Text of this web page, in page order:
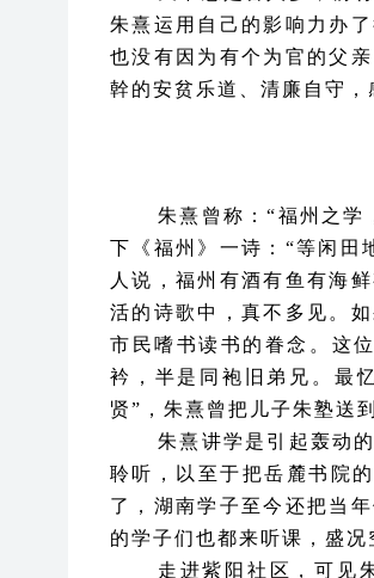
朱熹运用自己的影响力办
也没有因为有个为官的父
幹的安贫乐道、清廉自守
朱熹曾称：“福州之学
下《福州》一诗：“等闲田
人说，福州有酒有鱼有海
活的诗歌中，真不多见。
市民嗜书读书的眷念。这
衿，半是同袍旧弟兄。最
贤”，朱熹曾把儿子朱塾送
朱熹讲学是引起轰动
聆听，以至于把岳麓书院
了，湖南学子至今还把当
的学子们也都来听课，盛况
走进紫阳社区，可见